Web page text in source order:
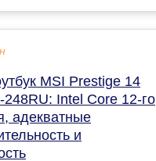
MSI Prestige 14
Intel Core 12-го
адекватные
и